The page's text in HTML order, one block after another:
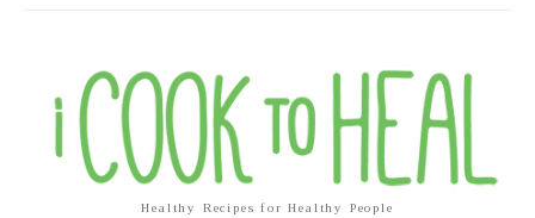
Healthy Recipes for Healthy People